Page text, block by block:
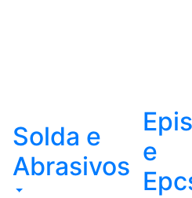
Solda e
Abrasivos
Epis
e